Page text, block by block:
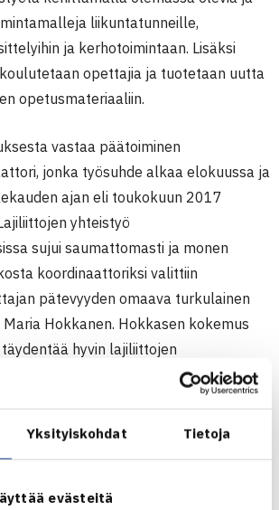
Yksityiskohdat Tietoja
evästeitä
liikuntatunneille,
ja kerhotoimintaan. Lisäksi
opettajia ja tuotetaan uutta
opetusmateriaaliin.
vastaa päätoiminen
jonka työsuhde alkaa elokuussa ja
ajan eli toukokuun 2017
yhteistyö
sujui saumattomasti ja monen
koordinaattoriksi valittiin
pätevyyden omaava turkulainen
Hokkanen. Hokkasen kokemus
hyvin lajiliittojen
ja tukee sitä, että koulujen
yhteistyössä voidaan entistä paremmin
linjaukset.
myös muut mailapelit ovat hänelle